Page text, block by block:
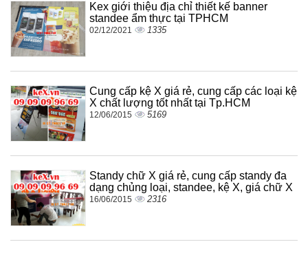
Kex giới thiệu địa chỉ thiết kế banner
standee ẩm thực tại TPHCM
02/12/2021 1335
Cung cấp kệ X giá rẻ, cung cấp các loại kệ
X chất lượng tốt nhất tại Tp.HCM
12/06/2015 5169
Standy chữ X giá rẻ, cung cấp standy đa
dạng chủng loại, standee, kệ X, giá chữ X
16/06/2015 2316